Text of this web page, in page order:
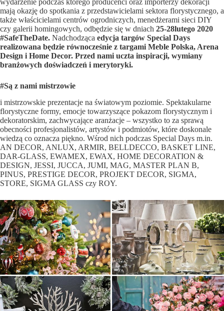
mają okazję do spotkania z przedstawicielami sektora florystycznego, a
także właścicielami centrów ogrodniczych, menedżerami sieci DIY
czy galerii homingowych, odbędzie się w dniach 25-28lutego 2020
#SafeTheDate. Nadchodząca edycja targów Special Days
realizowana będzie równocześnie z targami Meble Polska, Arena
Design i Home Decor. Przed nami uczta inspiracji, wymiany
branżowych doświadczeń i merytoryki.
#Są z nami mistrzowie
i mistrzowskie prezentacje na światowym poziomie. Spektakularne
florystyczne formy, emocje towarzyszące pokazom florystycznym i
dekoratorskim, zachwycające aranżacje – wszystko to za sprawą
obecności profesjonalistów, artystów i podmiotów, które doskonale
wiedzą co oznacza piękno. Wśrod nich podczas Special Days m.in.
AN DECOR, ANLUX, ARMIR, BELLDECCO, BASKET LINE,
DAR-GLASS, EWAMEX, EWAX, HOME DECORATION &
DESIGN, JESSI, JUCCA, JUMI, MAG, MASTER PLAN B,
PINUS, PRESTIGE DECOR, PROJEKT DECOR, SIGMA,
STORE, SIGMA GLASS czy ROY.